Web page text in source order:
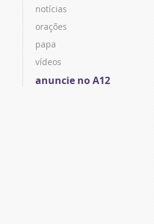
notícias
orações
papa
vídeos
anuncie no A12